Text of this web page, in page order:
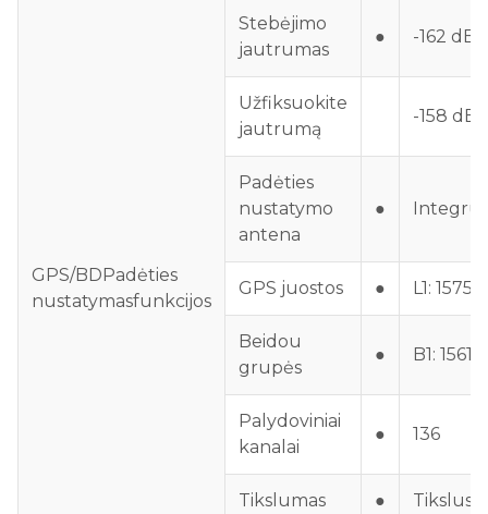
GPS/BDPadėties
nustatymasfunkcijos
Stebėjimo
jautrumas
● -162
Užfiksuokite
jautrumą
-158
Padėties
nustatymo
antena
●
GPS juostos ● L1:
Beidou
grupės
● B1:
Palydoviniai
kanalai
● 136
Tikslumas ● Tikslus